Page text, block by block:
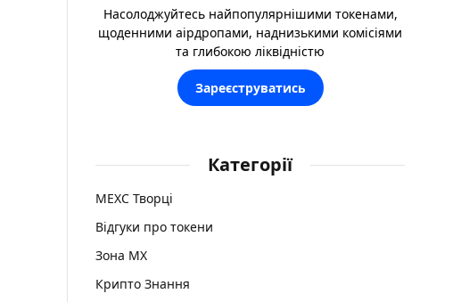
Насолоджуйтесь найпопулярнішими токенами,
щоденними аірдропами, наднизькими комісіями
та глибокою ліквідністю
Зареєструватись
Категорії
MEXC Творці
Відгуки про токени
Зона MX
Крипто Знання